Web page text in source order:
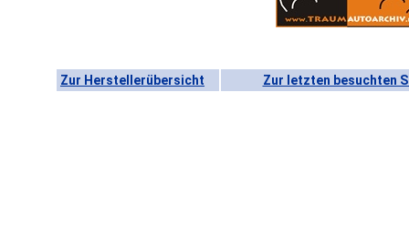
Zur Herstellerübersicht Zur letzten besuchten